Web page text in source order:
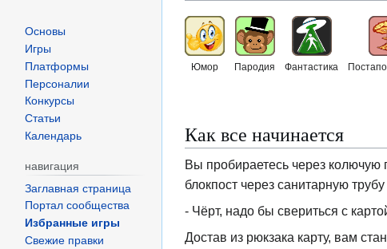
Перейти
к
навигации
Перейти
к
поиску
Юмор Пародия Фантастика
Как все начинается
Вы пробираетесь через колючую
блокпост через санитарную
- Чёрт, надо бы свериться с
Достав из рюкзака карту, вам
Основы
Игры
Платформы
Персоналии
Конкурсы
Статьи
Календарь
навигация
Заглавная страница
Портал сообщества
Избранные игры
Свежие правки